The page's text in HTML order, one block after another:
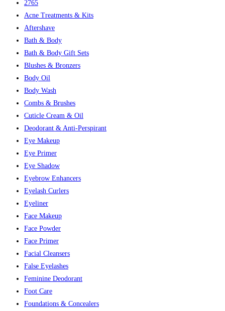
2765
Acne Treatments & Kits
Aftershave
Bath & Body
Bath & Body Gift Sets
Blushes & Bronzers
Body Oil
Body Wash
Combs & Brushes
Cuticle Cream & Oil
Deodorant & Anti-Perspirant
Eye Makeup
Eye Primer
Eye Shadow
Eyebrow Enhancers
Eyelash Curlers
Eyeliner
Face Makeup
Face Powder
Face Primer
Facial Cleansers
False Eyelashes
Feminine Deodorant
Foot Care
Foundations & Concealers